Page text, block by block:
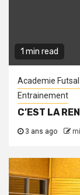
1 min read
Academie
Entrainement
C’EST LA
3 ans ago